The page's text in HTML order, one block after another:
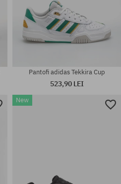
Pantofi adidas Tekkira Cup
523,90 LEI
New